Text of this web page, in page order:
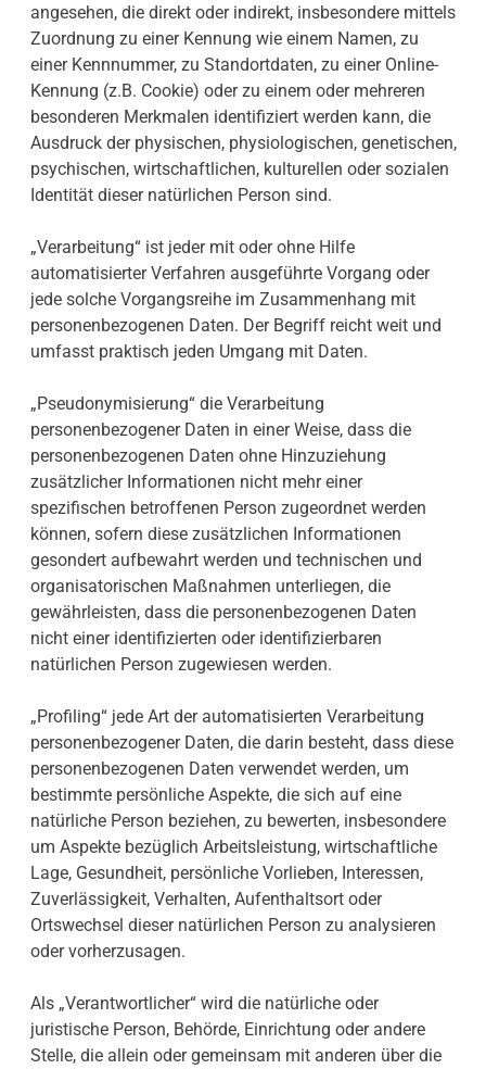
angesehen, die direkt oder indirekt, insbesondere mittels
Zuordnung zu einer Kennung wie einem Namen, zu
einer Kennnummer, zu Standortdaten, zu einer Online-
Kennung (z.B. Cookie) oder zu einem oder mehreren
besonderen Merkmalen identifiziert werden kann, die
Ausdruck der physischen, physiologischen, genetischen,
psychischen, wirtschaftlichen, kulturellen oder sozialen
Identität dieser natürlichen Person sind.
„Verarbeitung“ ist jeder mit oder ohne Hilfe
automatisierter Verfahren ausgeführte Vorgang oder
jede solche Vorgangsreihe im Zusammenhang mit
personenbezogenen Daten. Der Begriff reicht weit und
umfasst praktisch jeden Umgang mit Daten.
„Pseudonymisierung“ die Verarbeitung
personenbezogener Daten in einer Weise, dass die
personenbezogenen Daten ohne Hinzuziehung
zusätzlicher Informationen nicht mehr einer
spezifischen betroffenen Person zugeordnet werden
können, sofern diese zusätzlichen Informationen
gesondert aufbewahrt werden und technischen und
organisatorischen Maßnahmen unterliegen, die
gewährleisten, dass die personenbezogenen Daten
nicht einer identifizierten oder identifizierbaren
natürlichen Person zugewiesen werden.
„Profiling“ jede Art der automatisierten Verarbeitung
personenbezogener Daten, die darin besteht, dass diese
personenbezogenen Daten verwendet werden, um
bestimmte persönliche Aspekte, die sich auf eine
natürliche Person beziehen, zu bewerten, insbesondere
um Aspekte bezüglich Arbeitsleistung, wirtschaftliche
Lage, Gesundheit, persönliche Vorlieben, Interessen,
Zuverlässigkeit, Verhalten, Aufenthaltsort oder
Ortswechsel dieser natürlichen Person zu analysieren
oder vorherzusagen.
Als „Verantwortlicher“ wird die natürliche oder
juristische Person, Behörde, Einrichtung oder andere
Stelle, die allein oder gemeinsam mit anderen über die